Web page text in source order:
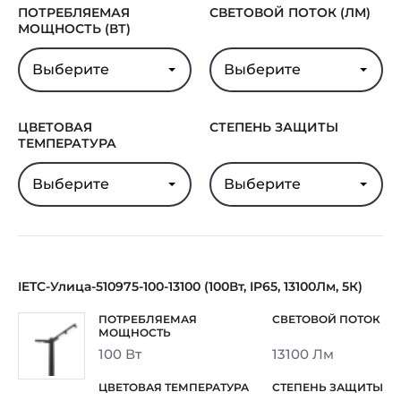
ПОТРЕБЛЯЕМАЯ
МОЩНОСТЬ (ВТ)
Выберите
СВЕТОВОЙ ПОТОК (ЛМ)
Выберите
ЦВЕТОВАЯ
ТЕМПЕРАТУРА
Выберите
СТЕПЕНЬ ЗАЩИТЫ
Выберите
IETC-Улица-510975-100-13100 (100Вт, IP65, 13100Лм, 5К)
100 Вт 13100 Лм